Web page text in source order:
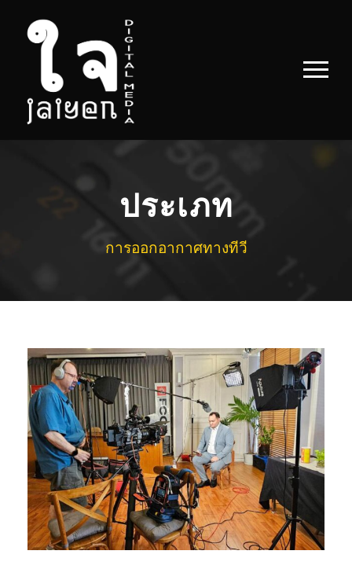
ประเภท
การออกอากาศทางทีวี